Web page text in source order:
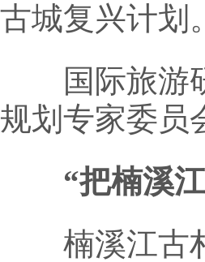
古城复兴计划。
国际旅游研
规划专家委员
“把楠溪
楠溪江古村